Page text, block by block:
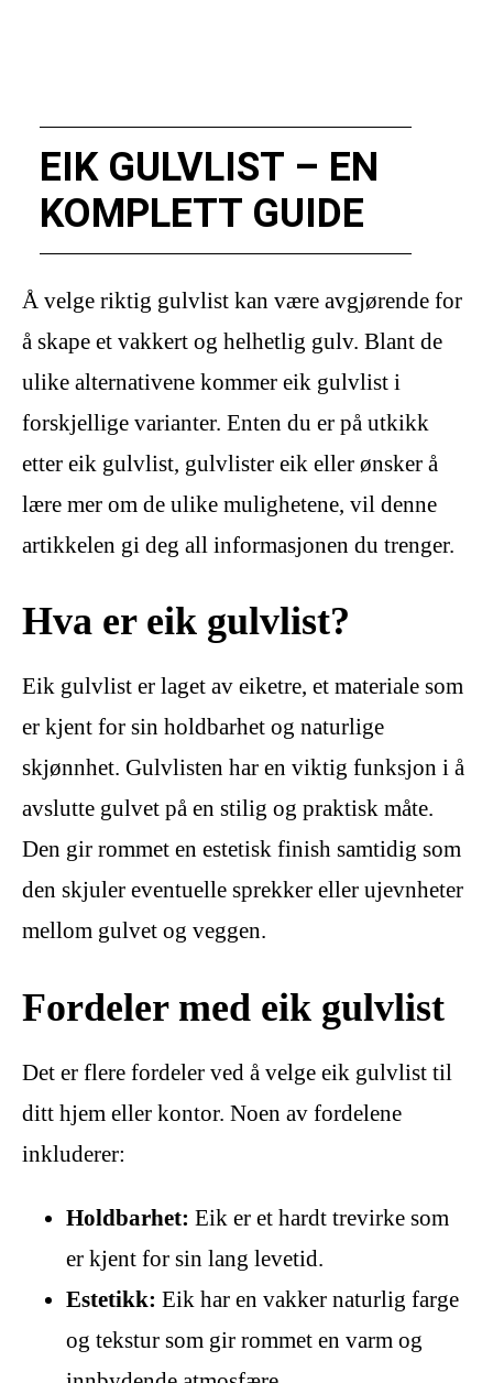
EIK GULVLIST – EN
KOMPLETT GUIDE
Å velge riktig gulvlist kan være avgjørende for
å skape et vakkert og helhetlig gulv. Blant de
ulike alternativene kommer eik gulvlist i
forskjellige varianter. Enten du er på utkikk
etter eik gulvlist, gulvlister eik eller ønsker å
lære mer om de ulike mulighetene, vil denne
artikkelen gi deg all informasjonen du trenger.
Hva er eik gulvlist?
Eik gulvlist er laget av eiketre, et materiale som
er kjent for sin holdbarhet og naturlige
skjønnhet. Gulvlisten har en viktig funksjon i å
avslutte gulvet på en stilig og praktisk måte.
Den gir rommet en estetisk finish samtidig som
den skjuler eventuelle sprekker eller ujevnheter
mellom gulvet og veggen.
Fordeler med eik gulvlist
Det er flere fordeler ved å velge eik gulvlist til
ditt hjem eller kontor. Noen av fordelene
inkluderer:
Holdbarhet: Eik er et hardt trevirke som
er kjent for sin lang levetid.
Estetikk: Eik har en vakker naturlig farge
og tekstur som gir rommet en varm og